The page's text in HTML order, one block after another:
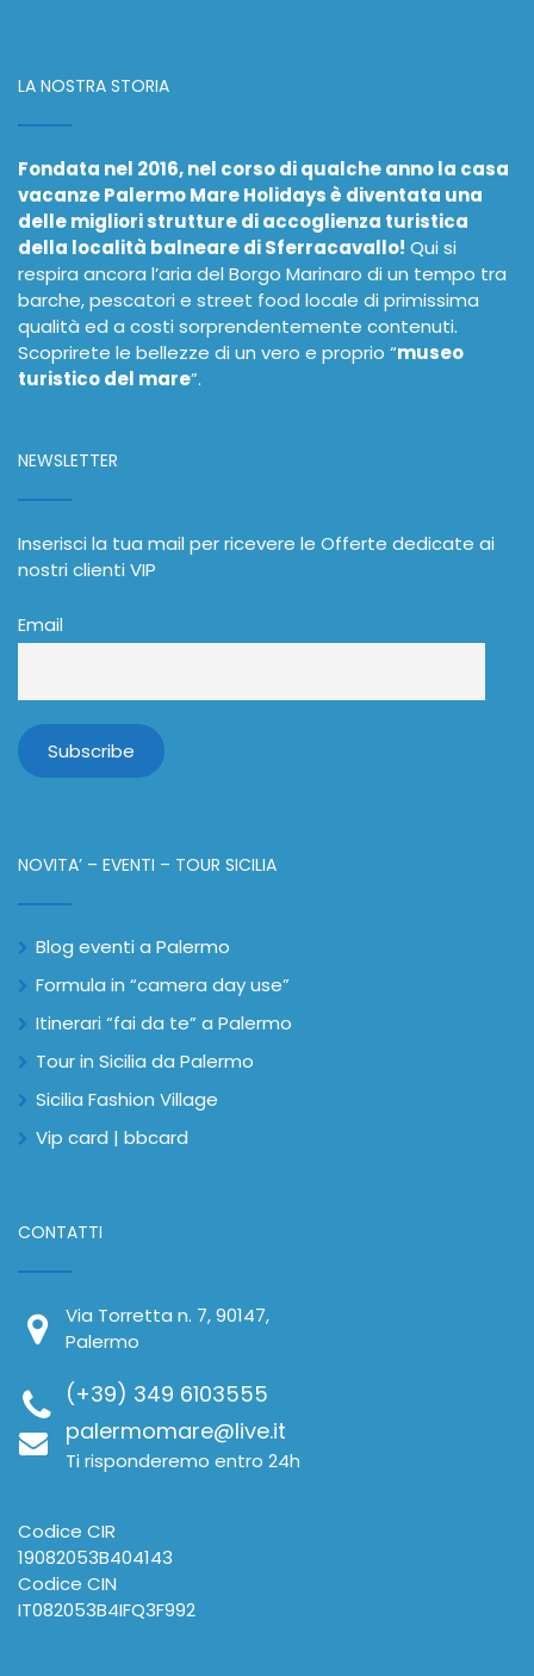
LA NOSTRA STORIA
Fondata nel 2016, nel corso di qualche anno la casa
vacanze Palermo Mare Holidays è diventata una
delle migliori strutture di accoglienza turistica
della località balneare di Sferracavallo! Qui si
respira ancora l’aria del Borgo Marinaro di un tempo tra
barche, pescatori e street food locale di primissima
qualità ed a costi sorprendentemente contenuti.
Scoprirete le bellezze di un vero e proprio “museo
turistico del mare”.
NEWSLETTER
Inserisci la tua mail per ricevere le Offerte dedicate ai
nostri clienti VIP
Email
NOVITA’ – EVENTI – TOUR SICILIA
Blog eventi a Palermo
Formula in “camera day use”
Itinerari “fai da te” a Palermo
Tour in Sicilia da Palermo
Sicilia Fashion Village
Vip card | bbcard
CONTATTI
Via Torretta n. 7, 90147,
Palermo
(+39) 349 6103555
palermomare@live.it
Ti risponderemo entro 24h
Codice CIR
19082053B404143
Codice CIN
IT082053B4IFQ3F992